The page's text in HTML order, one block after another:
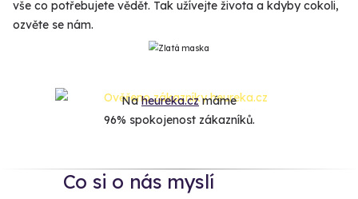
vše co potřebujete vědět. Tak užívejte života a kdyby cokoli,
ozvěte se nám.
Naheureka.czmáme
96% spokojenost zákazníků.
Co si o nás myslí